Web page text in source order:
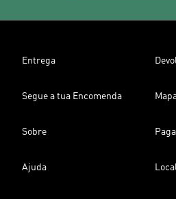
Entrega
Segue a tua Encomenda
Sobre
Ajuda